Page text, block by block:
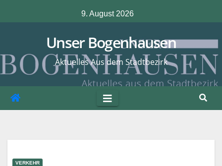
Inhalt
9. August 2026
Unser Bogenhausen
Aktuelles Aus dem Stadtbezirk
VERKEHR